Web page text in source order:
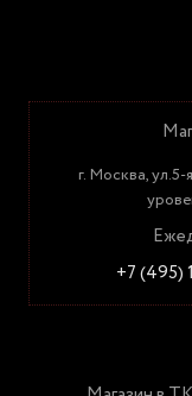
г. Москва,
+7 (495)